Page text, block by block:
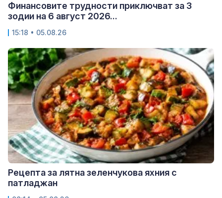
Финансовите трудности приключват за 3
зодии на 6 август 2026...
15:18 • 05.08.26
Рецепта за лятна зеленчукова яхния с
патладжан